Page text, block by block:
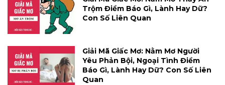
Trộm Điềm Báo Gì, Lành Hay Dữ?
Con Số Liên Quan
Giải Mã Giấc Mơ: Nằm Mơ Người
Yêu Phản Bội, Ngoại Tình Điềm
Báo Gì, Lành Hay Dữ? Con Số Liên
Quan